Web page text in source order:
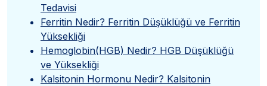
Tedavisi
Ferritin Nedir? Ferritin Düşüklüğü ve Ferritin
Yüksekliği
Hemoglobin(HGB) Nedir? HGB Düşüklüğü
ve Yüksekliği
Kalsitonin Hormonu Nedir? Kalsitonin